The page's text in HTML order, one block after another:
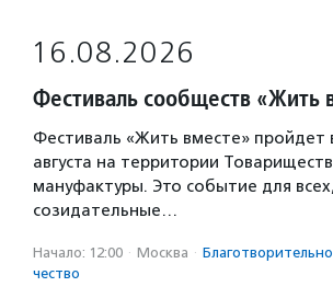
16.08.2026
Фестиваль сообществ «Жить
Фестиваль «Жить вместе» пройдет
августа на территории
мануфактуры. Это событие для
созидательные…
Начало: 12:00 · Москва ·
чест­во